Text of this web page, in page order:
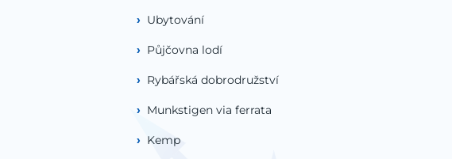
Ubytování
Půjčovna lodí
Rybářská dobrodružství
Munkstigen via ferrata
Kemp